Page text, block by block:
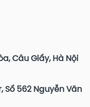
Cầu Giấy, Hà Nội
Số 562 Nguyễn Văn